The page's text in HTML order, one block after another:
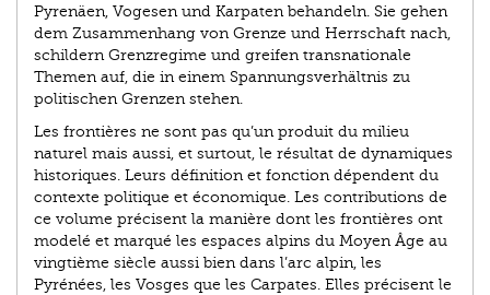
Pyrenäen, Vogesen und Karpaten behandeln. Sie gehen
dem Zusammenhang von Grenze und Herrschaft nach,
schildern Grenzregime und greifen transnationale
Themen auf, die in einem Spannungsverhältnis zu
politischen Grenzen stehen.
Les frontières ne sont pas qu’un produit du milieu
naturel mais aussi, et surtout, le résultat de dynamiques
historiques. Leurs définition et fonction dépendent du
contexte politique et économique. Les contributions de
ce volume précisent la manière dont les frontières ont
modelé et marqué les espaces alpins du Moyen Âge au
vingtième siècle aussi bien dans l’arc alpin, les
Pyrénées, les Vosges que les Carpates. Elles précisent le